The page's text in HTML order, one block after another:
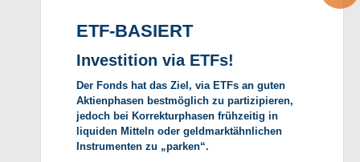
ETF-BASIERT
Investition via ETFs!
Der Fonds hat das Ziel, via ETFs an guten
Aktienphasen bestmöglich zu partizipieren,
jedoch bei Korrekturphasen frühzeitig in
liquiden Mitteln oder geldmarktähnlichen
Instrumenten zu „parken“.